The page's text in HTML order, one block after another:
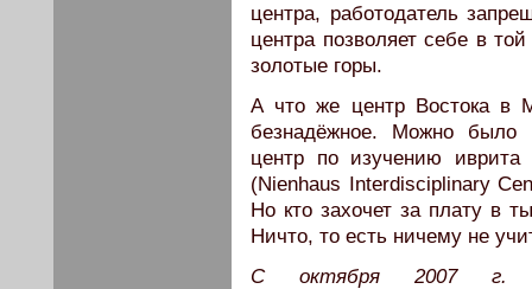
центра, работодатель
центра позволяет себе в
золотые горы.
А что же центр Востока в
безнадёжное. Можно было
центр по изучению
(Nienhaus Interdisciplinary
Но кто захочет за плату в
Ничто, то есть ничему не
С октября 2007 г.